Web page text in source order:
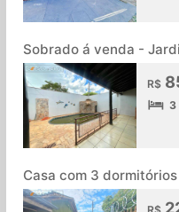
Sobrado á venda -
R$
3
Casa com 3